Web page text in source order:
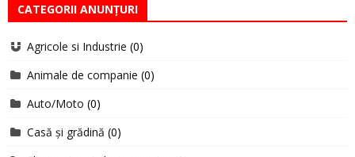
CATEGORII ANUNȚURI
Agricole si Industrie (0)
Animale de companie (0)
Auto/Moto (0)
Casă și grădină (0)